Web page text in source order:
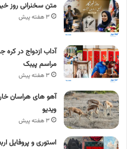
متن سخنرانی روز
۳ هفته پیش
آداب ازدواج در کره
مراسم پیبک
۳ هفته پیش
آهو های هراسان
ویدیو
۳ هفته پیش
استوری و پروفایل